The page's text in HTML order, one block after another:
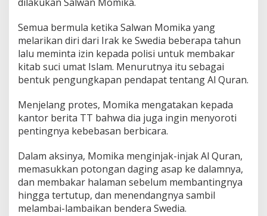
Semua bermula ketika Salwan Momika yang
melarikan diri dari Irak ke Swedia beberapa tahun
lalu meminta izin kepada polisi untuk membakar
kitab suci umat Islam. Menurutnya itu sebagai
bentuk pengungkapan pendapat tentang Al Quran.
Menjelang protes, Momika mengatakan kepada
kantor berita TT bahwa dia juga ingin menyoroti
pentingnya kebebasan berbicara.
Dalam aksinya, Momika menginjak-injak Al Quran,
memasukkan potongan daging asap ke dalamnya,
dan membakar halaman sebelum membantingnya
hingga tertutup, dan menendangnya sambil
melambai-lambaikan bendera Swedia.